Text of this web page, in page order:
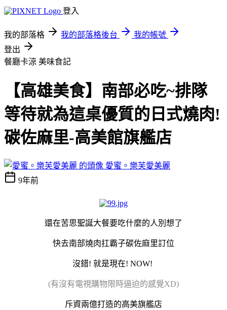
登入
我的部落格 我的部落格後台
我的帳號
登出
餐廳卡涼 美味食記
【高雄美食】南部必吃~排隊
等待就為這桌優質的日式燒肉!
碳佐麻里-高美館旗艦店
愛蜜。樂芙愛美麗
9年前
還在苦思聖誕大餐要吃什麼的人別想了
快去南部燒肉扛霸子碳佐麻里訂位
沒錯! 就是現在! NOW!
(有沒有電視購物限時逼迫的感覺XD)
斥資兩億打造的高美旗艦店